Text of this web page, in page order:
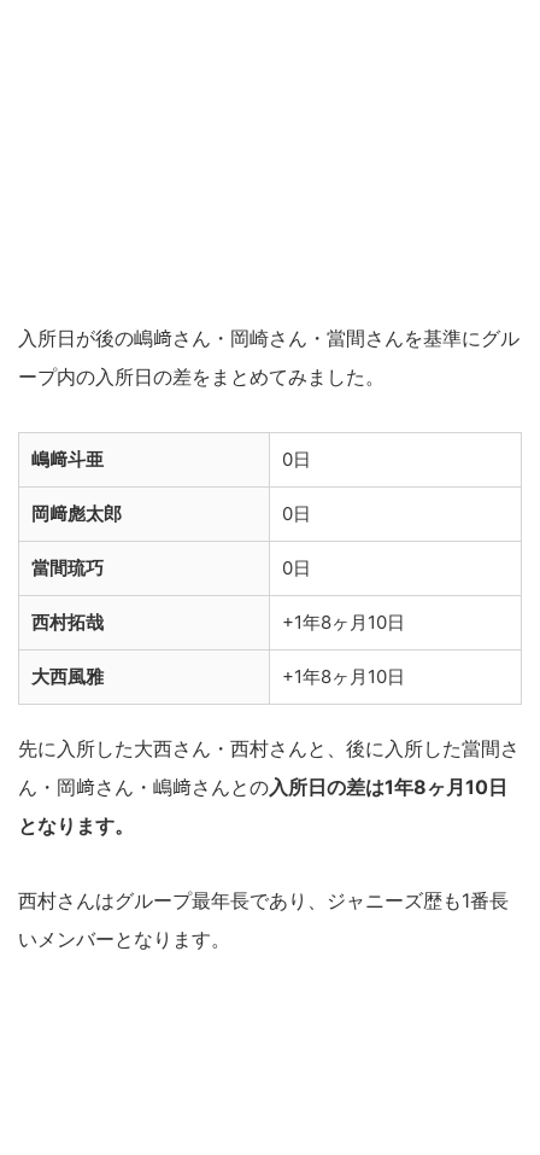
入所日が後の嶋﨑さん・岡崎さん・當間さんを基準にグル
ープ内の入所日の差をまとめてみました。
嶋﨑斗亜 0日
岡﨑彪太郎 0日
當間琉巧 0日
西村拓哉 +1年8ヶ月10日
大西風雅 +1年8ヶ月10日
先に入所した大西さん・西村さんと、後に入所した當間さ
ん・岡﨑さん・嶋﨑さんとの入所日の差は1年8ヶ月10日
となります。
西村さんはグループ最年長であり、ジャニーズ歴も1番長
いメンバーとなります。